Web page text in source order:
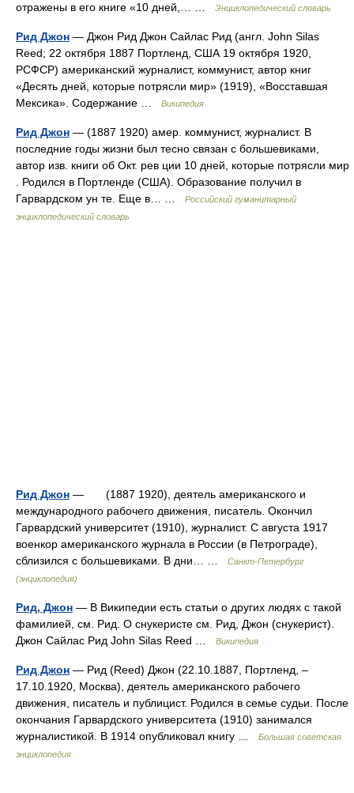
отражены в его книге «10 дней,… … Энциклопедический словарь
Рид Джон — Джон Рид Джон Сайлас Рид (англ. John Silas
Reed; 22 октября 1887 Портленд, США 19 октября 1920,
РСФСР) американский журналист, коммунист, автор книг
«Десять дней, которые потрясли мир» (1919), «Восставшая
Мексика». Содержание …
Википедия
Рид Джон — (1887 1920) амер. коммунист, журналист. В
последние годы жизни был тесно связан с большевиками,
автор изв. книги об Окт. рев ции 10 дней, которые потрясли мир
. Родился в Портленде (США). Образование получил в
Гарвардском ун те. Еще в… …
Российский гуманитарный
энциклопедический словарь
Рид Джон — (1887 1920), деятель американского и
международного рабочего движения, писатель. Окончил
Гарвардский университет (1910), журналист. С августа 1917
военкор американского журнала в России (в Петрограде),
сблизился с большевиками. В дни… …
Санкт-Петербург
(энциклопедия)
Рид, Джон — В Википедии есть статьи о других людях с такой
фамилией, см. Рид. О снукеристе см. Рид, Джон (снукерист).
Джон Сайлас Рид John Silas Reed …
Википедия
Рид Джон — Рид (Reed) Джон (22.10.1887, Портленд, ‒
17.10.1920, Москва), деятель американского рабочего
движения, писатель и публицист. Родился в семье судьи. После
окончания Гарвардского университета (1910) занимался
журналистикой. В 1914 опубликовал книгу …
Большая советская
энциклопедия